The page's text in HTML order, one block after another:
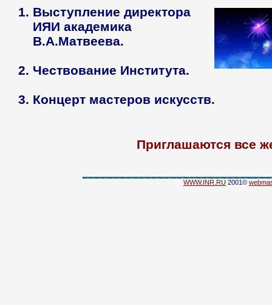
Выступление директора
ИЯИ академика
В.А.Матвеева.
Чествование Института.
Концерт мастеров искусств.
Приглашаются все
WWW.INR.RU 2001©